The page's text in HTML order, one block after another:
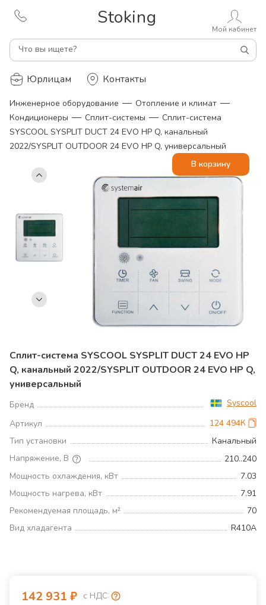
Stoking
Что вы ищете?
Мой кабинет
Юрлицам Контакты
Инженерное оборудование — Отопление и климат —
Кондиционеры — Сплит-системы — Сплит-система
SYSCOOL SYSPLIT DUCT 24 EVO HP Q, канальный
2022/SYSPLIT OUTDOOR 24 EVO HP Q, универсальный
Сплит-система SYSCOOL SYSPLIT DUCT 24 EVO HP
Q, канальный 2022/SYSPLIT OUTDOOR 24 EVO HP Q,
универсальный
Бренд
Syscool
Артикул
124 494К
Тип установки
Канальный
Напряжение, В
210..240
Мощность охлаждения, кВт
7.03
Мощность нагрева, кВт
7.91
Рекомендуемая площадь, м²
70
Вид хладагента
R410A
142 931 ₽ с НДС
В корзину